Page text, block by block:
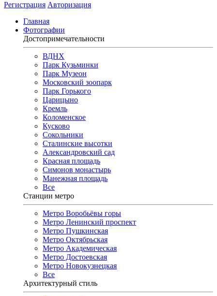
Регистрация Авторизация
Главная
Фотографии
Достопримечательности
ВДНХ
Парк Кузьминки
Парк Музеон
Московский зоопарк
Парк Горького
Царицыно
Кремль
Коломенское
Кусково
Сокольники
Сталинские высотки
Александровский сад
Красная площадь
Симонов монастырь
Манежная площадь
Все
Станции метро
Метро Воробьёвы горы
Метро Ленинский проспект
Метро Пушкинская
Метро Октябрьская
Метро Академическая
Метро Достоевская
Метро Новокузнецкая
Все
Архитектурный стиль